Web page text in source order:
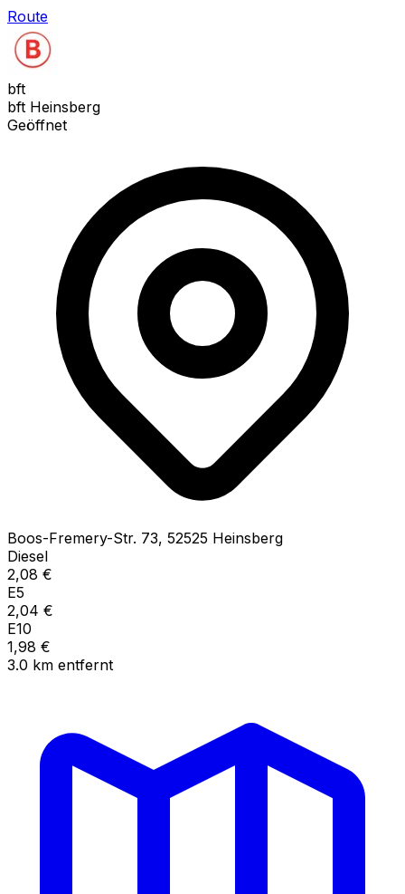
Route
bft
bft Heinsberg
Geöffnet
Boos-Fremery-Str. 73, 52525 Heinsberg
Diesel
2,08 €
E5
2,04 €
E10
1,98 €
3.0 km entfernt